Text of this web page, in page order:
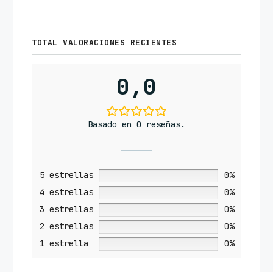
TOTAL VALORACIONES RECIENTES
0,0
Basado en 0 reseñas.
5 estrellas
0%
4 estrellas
0%
3 estrellas
0%
2 estrellas
0%
1 estrella
0%